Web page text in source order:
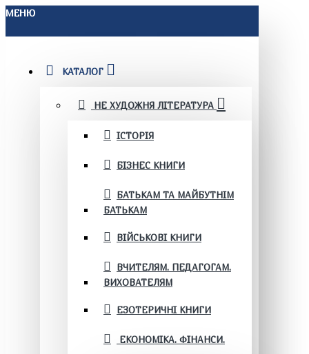
МЕНЮ
КАТАЛОГ
НЕ ХУДОЖНЯ ЛІТЕРАТУРА
ІСТОРІЯ
БІЗНЕС КНИГИ
БАТЬКАМ ТА МАЙБУТНІМ
БАТЬКАМ
ВІЙСЬКОВІ КНИГИ
ВЧИТЕЛЯМ. ПЕДАГОГАМ.
ВИХОВАТЕЛЯМ
ЕЗОТЕРИЧНІ КНИГИ
ЕКОНОМІКА. ФІНАНСИ.